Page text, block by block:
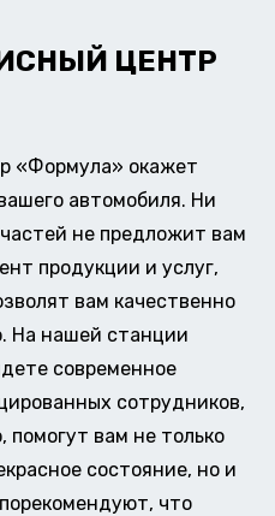
ЦЕНТР
«Формула» окажет
автомобиля. Ни
не предложит вам
продукции и услуг,
вам качественно
На нашей станции
современное
сотрудников,
помогут вам не только
состояние, но и
что